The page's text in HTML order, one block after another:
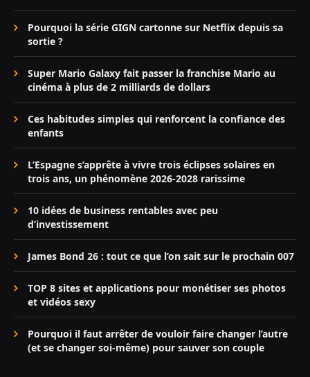
Pourquoi la série GIGN cartonne sur Netflix depuis sa
sortie ?
Super Mario Galaxy fait passer la franchise Mario au
cinéma à plus de 2 milliards de dollars
Ces habitudes simples qui renforcent la confiance des
enfants
L’Espagne s’apprête à vivre trois éclipses solaires en
trois ans, un phénomène 2026-2028 rarissime
10 idées de business rentables avec peu
d’investissement
James Bond 26 : tout ce que l’on sait sur le prochain 007
TOP 8 sites et applications pour monétiser ses photos
et vidéos sexy
Pourquoi il faut arrêter de vouloir faire changer l’autre
(et se changer soi-même) pour sauver son couple